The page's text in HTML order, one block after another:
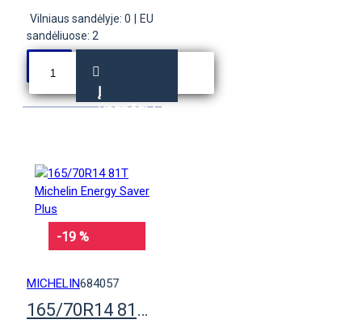
Vilniaus sandėlyje: 0
EU
sandėliuose: 2
Į
KREPŠELĮ
-19 %
MICHELIN684057
165/70R14 81T Michelin Energy Saver Plus